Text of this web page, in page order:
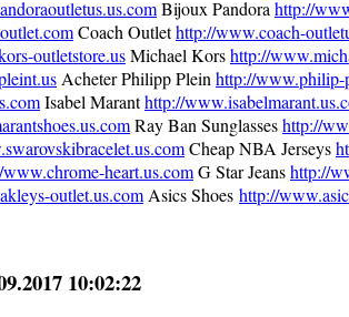
Bijoux Pandora http://
Coach Outlethttp://www.coach-
outletstore.usMichael Korshttp://
Acheter Philipp Plein http://www.philip-
Isabel Maranthttp://
Ray Ban Sunglasseshttp://
Cheap NBA Jerseys
heart.us.comG Star Jeanshttp://
outlet.us.com Asics Shoes http://
10:02:22